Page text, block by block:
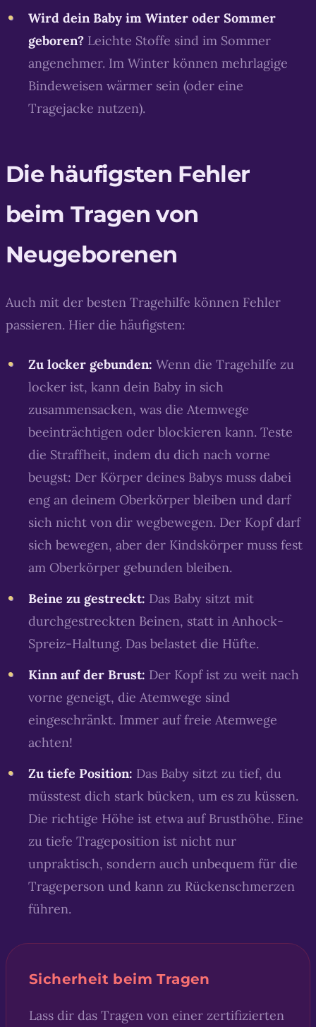
Wird dein Baby im Winter oder Sommer
geboren? Leichte Stoffe sind im Sommer
angenehmer. Im Winter können mehrlagige
Bindeweisen wärmer sein (oder eine
Tragejacke nutzen).
Die häufigsten Fehler
beim Tragen von
Neugeborenen
Auch mit der besten Tragehilfe können Fehler
passieren. Hier die häufigsten:
Zu locker gebunden: Wenn die Tragehilfe zu
locker ist, kann dein Baby in sich
zusammensacken, was die Atemwege
beeinträchtigen oder blockieren kann. Teste
die Straffheit, indem du dich nach vorne
beugst: Der Körper deines Babys muss dabei
eng an deinem Oberkörper bleiben und darf
sich nicht von dir wegbewegen. Der Kopf darf
sich bewegen, aber der Kindskörper muss fest
am Oberkörper gebunden bleiben.
Beine zu gestreckt: Das Baby sitzt mit
durchgestreckten Beinen, statt in Anhock-
Spreiz-Haltung. Das belastet die Hüfte.
Kinn auf der Brust: Der Kopf ist zu weit nach
vorne geneigt, die Atemwege sind
eingeschränkt. Immer auf freie Atemwege
achten!
Zu tiefe Position: Das Baby sitzt zu tief, du
müsstest dich stark bücken, um es zu küssen.
Die richtige Höhe ist etwa auf Brusthöhe. Eine
zu tiefe Trageposition ist nicht nur
unpraktisch, sondern auch unbequem für die
Trageperson und kann zu Rückenschmerzen
führen.
Sicherheit beim Tragen
Lass dir das Tragen von einer zertifizierten